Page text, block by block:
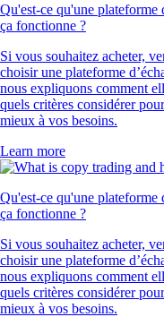
Qu'est-ce qu'une plateforme
ça fonctionne ?
Si vous souhaitez acheter,
choisir une plateforme
nous expliquons comment
quels critères considérer
mieux à vos besoins.
Learn more
Qu'est-ce qu'une plateforme
ça fonctionne ?
Si vous souhaitez acheter,
choisir une plateforme
nous expliquons comment
quels critères considérer
mieux à vos besoins.